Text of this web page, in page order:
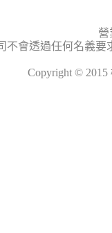
營
不會透過任何名義
Copyright ©